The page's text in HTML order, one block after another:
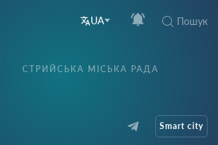
UA Пошук
СТРИЙСЬКА МІСЬКА РАДА
Smart city